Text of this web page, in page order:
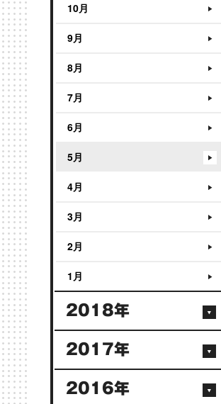
10月
9月
8月
7月
6月
5月
4月
3月
2月
1月
2018年
2017年
2016年